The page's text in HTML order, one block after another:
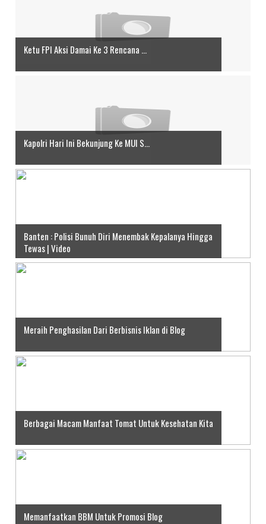
Ketu FPI Aksi Damai Ke 3 Rencana ...
Kapolri Hari Ini Bekunjung Ke MUI S...
Banten : Polisi Bunuh Diri Menembak Kepalanya Hingga
Tewas | Video
Meraih Penghasilan Dari Berbisnis Iklan di Blog
Berbagai Macam Manfaat Tomat Untuk Kesehatan Kita
Memanfaatkan BBM Untuk Promosi Blog